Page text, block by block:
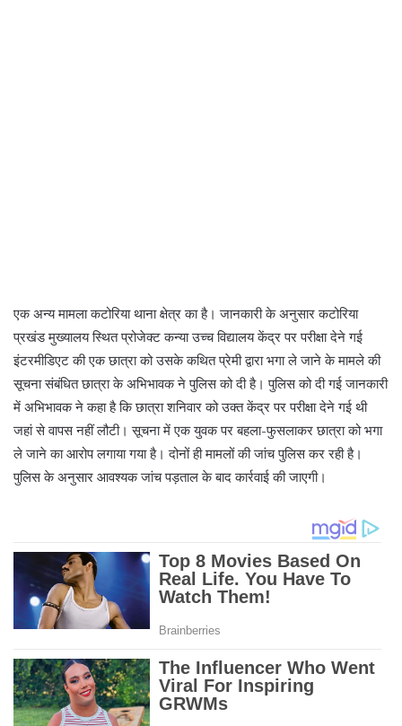
एक अन्य मामला कटोरिया थाना क्षेत्र का है। जानकारी के अनुसार कटोरिया
प्रखंड मुख्यालय स्थित प्रोजेक्ट कन्या उच्च विद्यालय केंद्र पर परीक्षा देने गई
इंटरमीडिएट की एक छात्रा को उसके कथित प्रेमी द्वारा भगा ले जाने के मामले की
सूचना संबंधित छात्रा के अभिभावक ने पुलिस को दी है। पुलिस को दी गई जानकारी
में अभिभावक ने कहा है कि छात्रा शनिवार को उक्त केंद्र पर परीक्षा देने गई थी
जहां से वापस नहीं लौटी। सूचना में एक युवक पर बहला-फुसलाकर छात्रा को भगा
ले जाने का आरोप लगाया गया है। दोनों ही मामलों की जांच पुलिस कर रही है।
पुलिस के अनुसार आवश्यक जांच पड़ताल के बाद कार्रवाई की जाएगी।